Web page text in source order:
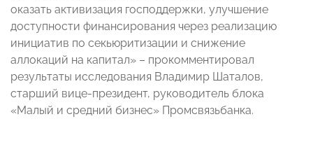
оказать активизация господдержки, улучшение
доступности финансирования через реализацию
инициатив по секьюритизации и снижение
аллокаций на капитал» – прокомментировал
результаты исследования Владимир Шаталов,
старший вице-президент, руководитель блока
«Малый и средний бизнес» Промсвязьбанка.